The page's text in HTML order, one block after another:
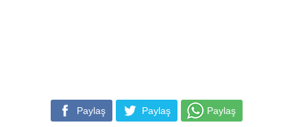
Paylaş Paylaş Paylaş